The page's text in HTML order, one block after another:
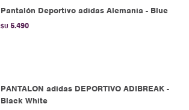
Pantalón Deportivo adidas Alemania - Blue
$U 5.490
PANTALON adidas DEPORTIVO ADIBREAK -
Black White